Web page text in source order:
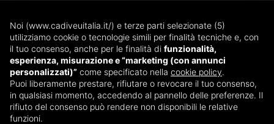
Via T. Edison, 14
20090 - Trezzano sul Naviglio (MI)
Dal lunedì al venerdì
08:30 - 13:00 e 14:00 - 18:00
Noi (www.cadiveuitalia.it/) e terze parti selezionate (5)
utilizziamo cookie o tecnologie simili per finalità tecniche e, con
il tuo consenso, anche per le finalità di funzionalità,
esperienza, misurazione e “marketing (con annunci
personalizzati)” come specificato nella cookie policy.
Puoi liberamente prestare, rifiutare o revocare il tuo consenso,
in qualsiasi momento, accedendo al pannello delle preferenze. Il
rifiuto del consenso può rendere non disponibili le relative
funzioni.